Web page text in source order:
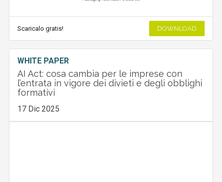
Scaricalo gratis! DOWNLOAD
WHITE PAPER
AI Act: cosa cambia per le imprese con
l’entrata in vigore dei divieti e degli obblighi
formativi
17 Dic 2025